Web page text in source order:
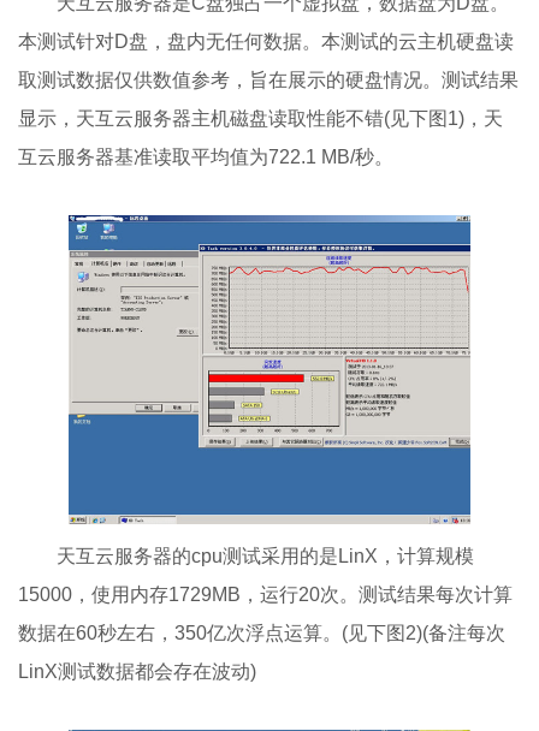
本测试针对D盘，盘内无任何数据。本测试的云主机硬盘读
取测试数据仅供数值参考，旨在展示的硬盘情况。测试结果
显示，天互云服务器主机磁盘读取性能不错(见下图1)，天
互云服务器基准读取平均值为722.1 MB/秒。
天互云服务器的cpu测试采用的是LinX，计算规模
15000，使用内存1729MB，运行20次。测试结果每次计算
数据在60秒左右，350亿次浮点运算。(见下图2)(备注每次
LinX测试数据都会存在波动)